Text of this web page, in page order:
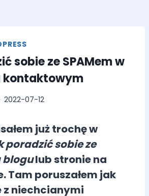
sobie ze SPAMem w
kontaktowym
2022-07-12
już trochę w
poradzić sobie ze
blogulub stronie na
Tam poruszałem jak
z niechcianymi